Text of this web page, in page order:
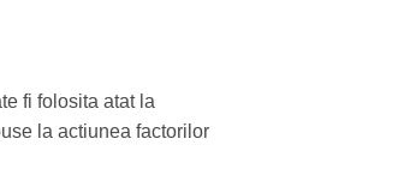
fi folosita atat la
la actiunea factorilor